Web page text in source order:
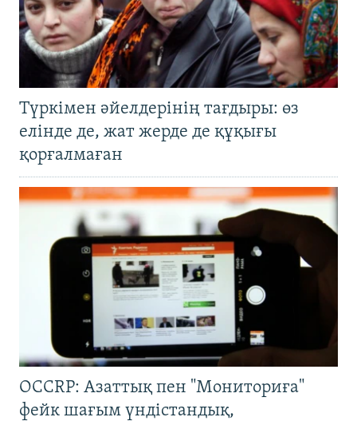
Түркімен әйелдерінің тағдыры: өз
елінде де, жат жерде де құқығы
қорғалмаған
OCCRP: Азаттық пен "Мониториға"
фейк шағым үндістандық,